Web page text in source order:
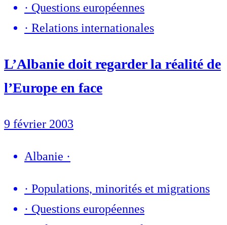
· Questions européennes
· Relations internationales
L’Albanie doit regarder la réalité de
l’Europe en face
9 février 2003
Albanie ·
· Populations, minorités et migrations
· Questions européennes